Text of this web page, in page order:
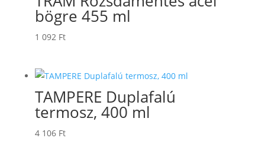
bögre 455 ml
1 092 Ft
TAMPERE Duplafalú
termosz, 400 ml
4 106 Ft